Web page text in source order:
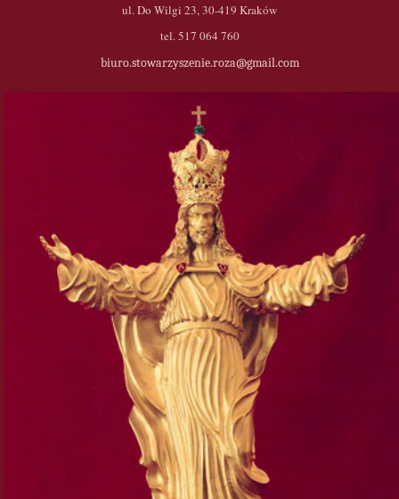
ul. Do Wilgi 23, 30-419 Kraków
tel. 517 064 760
biuro.stowarzyszenie.roza@gmail.com